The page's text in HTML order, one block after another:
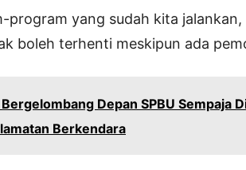
program yang sudah kita
boleh terhenti meskipun ada
Depan SPBU Sempaja
Berkendara